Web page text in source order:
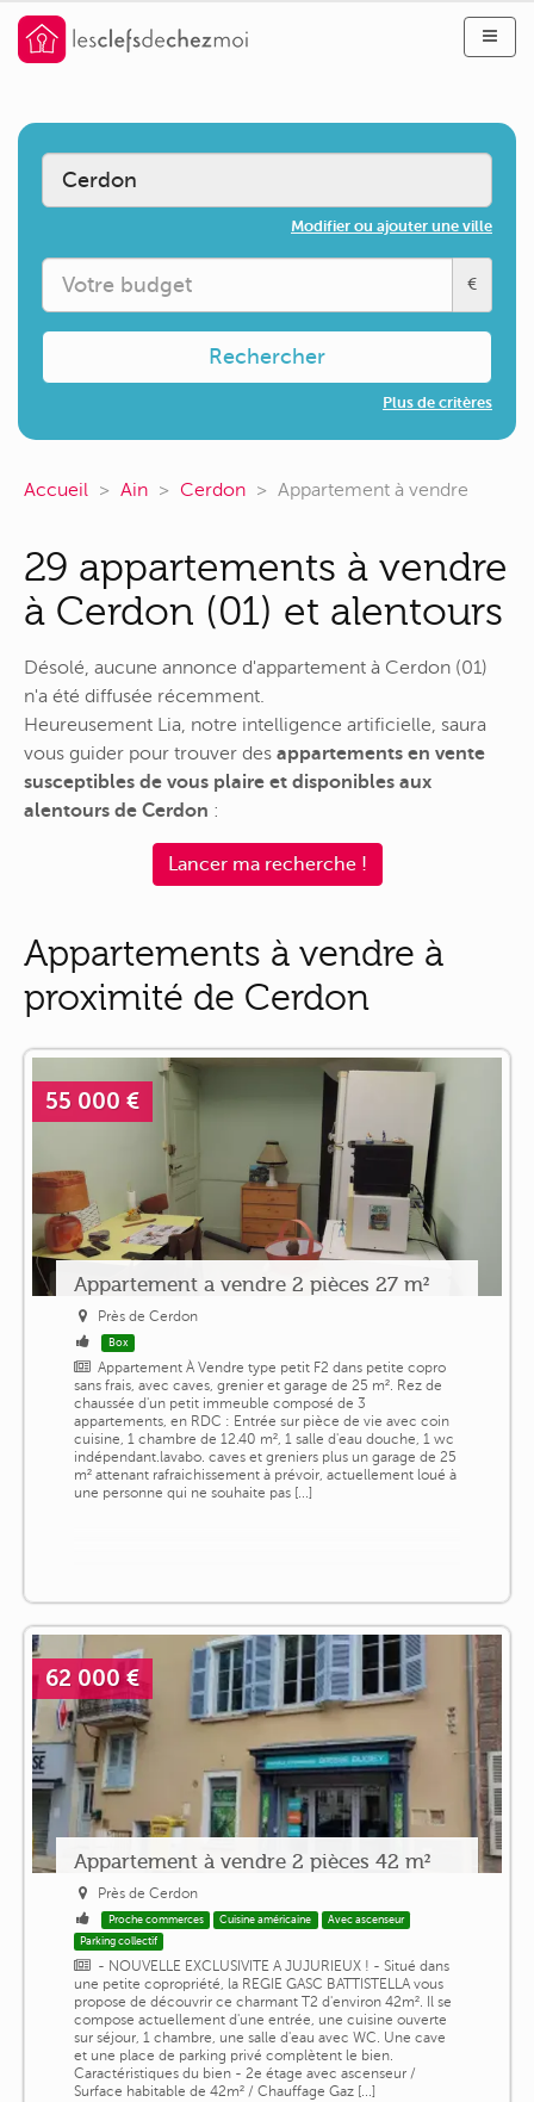
Modifier ou ajouter une ville
€
Rechercher
Plus de critères
Accueil Ain Cerdon Appartement à vendre
29 appartements à vendre
à Cerdon (01) et alentours
Désolé, aucune annonce d'appartement à Cerdon (01)
n'a été diffusée récemment.
Heureusement Lia, notre intelligence artificielle, saura
vous guider pour trouver des appartements en vente
susceptibles de vous plaire et disponibles aux
alentours de Cerdon :
Lancer ma recherche !
Appartements à vendre à
proximité de Cerdon
55 000 €
Appartement a vendre 2 pièces 27 m²
Près de Cerdon
Box
Appartement À Vendre type petit F2 dans petite copro
sans frais, avec caves, grenier et garage de 25 m². Rez de
chaussée d'un petit immeuble composé de 3
appartements, en RDC : Entrée sur pièce de vie avec coin
cuisine, 1 chambre de 12.40 m², 1 salle d'eau douche, 1 wc
indépendant.lavabo. caves et greniers plus un garage de 25
m² attenant rafraichissement à prévoir, actuellement loué à
une personne qui ne souhaite pas [...]
62 000 €
Appartement à vendre 2 pièces 42 m²
Près de Cerdon
Proche commerces Cuisine américaine
Avec ascenseur
Parking collectif
- NOUVELLE EXCLUSIVITE A JUJURIEUX ! - Situé dans
une petite copropriété, la REGIE GASC BATTISTELLA vous
propose de découvrir ce charmant T2 d'environ 42m². Il se
compose actuellement d'une entrée, une cuisine ouverte
sur séjour, 1 chambre, une salle d'eau avec WC. Une cave
et une place de parking privé complètent le bien.
Caractéristiques du bien - 2e étage avec ascenseur /
Surface habitable de 42m² / Chauffage Gaz [...]